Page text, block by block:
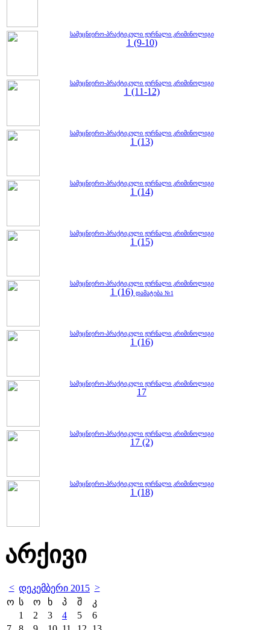
სამეცნიერო-პრაქტიკული ჟურნალი კრიმინოლიგი
1 (9-10)
სამეცნიერო-პრაქტიკული ჟურნალი კრიმინოლიგი
1 (11-12)
სამეცნიერო-პრაქტიკული ჟურნალი კრიმინოლიგი
1 (13)
სამეცნიერო-პრაქტიკული ჟურნალი კრიმინოლიგი
1 (14)
სამეცნიერო-პრაქტიკული ჟურნალი კრიმინოლიგი
1 (15)
სამეცნიერო-პრაქტიკული ჟურნალი კრიმინოლიგი
1 (16) დამატება №1
სამეცნიერო-პრაქტიკული ჟურნალი კრიმინოლიგი
1 (16)
სამეცნიერო-პრაქტიკული ჟურნალი კრიმინოლიგი
17
სამეცნიერო-პრაქტიკული ჟურნალი კრიმინოლიგი
17 (2)
სამეცნიერო-პრაქტიკული ჟურნალი კრიმინოლიგი
1 (18)
არქივი
< დეკემბერი 2015 >
ო ს ო ხ პ შ
კ
1
2 3 4 5
6